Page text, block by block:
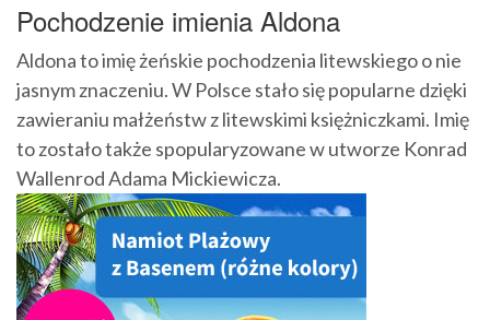
Pochodzenie imienia Aldona
Aldona to imię żeńskie pochodzenia litewskiego o nie
jasnym znaczeniu. W Polsce stało się popularne dzięki
zawieraniu małżeństw z litewskimi księżniczkami. Imię
to zostało także spopularyzowane w utworze Konrad
Wallenrod Adama Mickiewicza.